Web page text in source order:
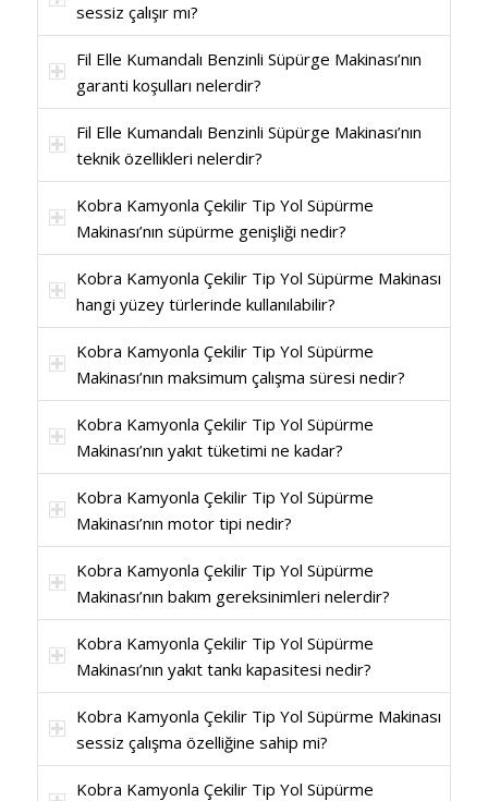
sessiz çalışır mı?
Fil Elle Kumandalı Benzinli Süpürge Makinası’nın
garanti koşulları nelerdir?
Fil Elle Kumandalı Benzinli Süpürge Makinası’nın
teknik özellikleri nelerdir?
Kobra Kamyonla Çekilir Tip Yol Süpürme
Makinası’nın süpürme genişliği nedir?
Kobra Kamyonla Çekilir Tip Yol Süpürme Makinası
hangi yüzey türlerinde kullanılabilir?
Kobra Kamyonla Çekilir Tip Yol Süpürme
Makinası’nın maksimum çalışma süresi nedir?
Kobra Kamyonla Çekilir Tip Yol Süpürme
Makinası’nın yakıt tüketimi ne kadar?
Kobra Kamyonla Çekilir Tip Yol Süpürme
Makinası’nın motor tipi nedir?
Kobra Kamyonla Çekilir Tip Yol Süpürme
Makinası’nın bakım gereksinimleri nelerdir?
Kobra Kamyonla Çekilir Tip Yol Süpürme
Makinası’nın yakıt tankı kapasitesi nedir?
Kobra Kamyonla Çekilir Tip Yol Süpürme Makinası
sessiz çalışma özelliğine sahip mi?
Kobra Kamyonla Çekilir Tip Yol Süpürme